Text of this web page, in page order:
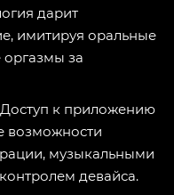
дарит
имитируя оральные
оргазмы за
Доступ к приложению
возможности
музыкальными
девайса.